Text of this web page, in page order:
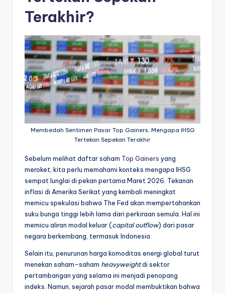
Terakhir?
Membedah Sentimen Pasar Top Gainers, Mengapa IHSG
Tertekan Sepekan Terakhir
Sebelum melihat daftar saham Top Gainers yang
meroket, kita perlu memahami konteks mengapa IHSG
sempat lunglai di pekan pertama Maret 2026. Tekanan
inflasi di Amerika Serikat yang kembali meningkat
memicu spekulasi bahwa The Fed akan mempertahankan
suku bunga tinggi lebih lama dari perkiraan semula. Hal ini
memicu aliran modal keluar (capital outflow) dari pasar
negara berkembang, termasuk Indonesia.
Selain itu, penurunan harga komoditas energi global turut
menekan saham-saham heavyweightdi sektor
pertambangan yang selama ini menjadi penopang
indeks. Namun, sejarah pasar modal membuktikan bahwa